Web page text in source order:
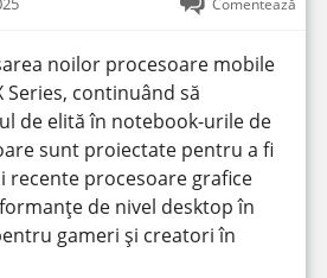
noilor procesoare mobile
Series, continuând să
de elită în notebook-urile de
sunt proiectate pentru a fi
recente procesoare grafice
de nivel desktop în
gameri și creatori în